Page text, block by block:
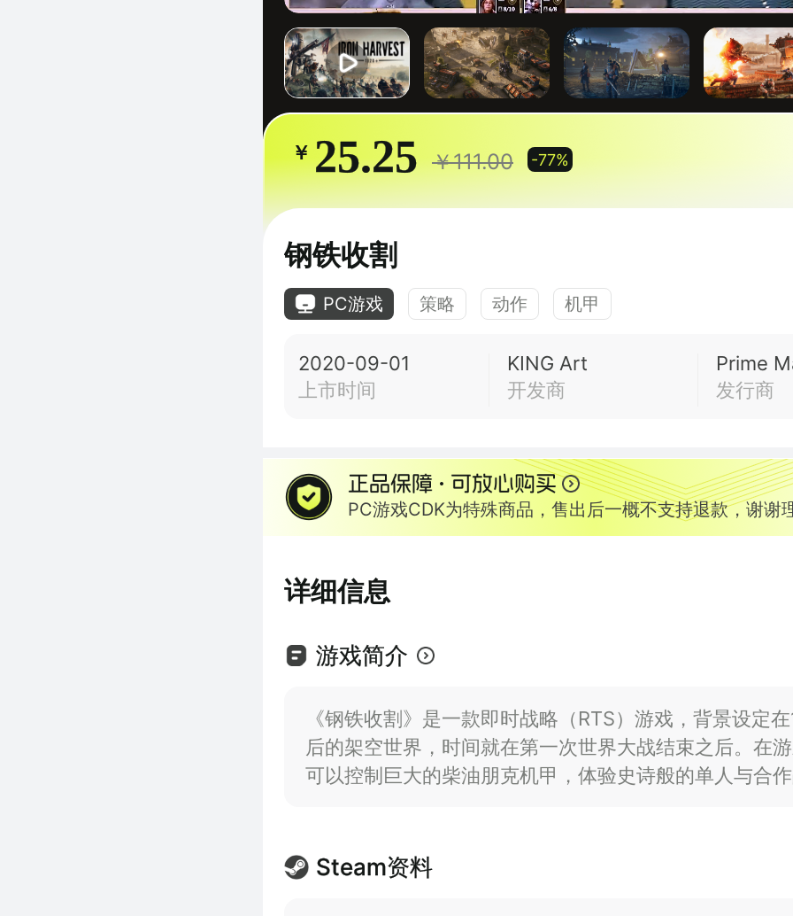
￥ 25.25 ￥111.00 -77%
钢铁收割
PC游戏 策略 动作 机甲
2020-09-01
上市时间
KING Art
开发商
Prime
发行商
PC游戏CDK为特殊商品，售出后一概不支持退款，谢谢
详细信息
游戏简介
《钢铁收割》是一款即时战略（RTS）游戏，背景设定
后的架空世界，时间就在第一次世界大战结束之后。在
可以控制巨大的柴油朋克机甲，体验史诗般的单人与合
Steam资料